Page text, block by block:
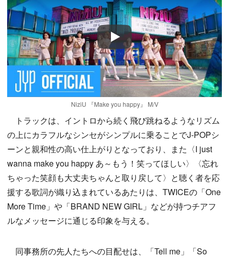
Play
NiziU 『Make you happy』 M/V
トラックは、イントロから続く飛び跳ねるようなリズム
の上にカラフルなシンセがシンプルに乗ることでJ-POPシ
ーンと親和性の高い仕上がりとなっており、また〈I just
wanna make you happy あ～もう！笑ってほしい〉〈忘れ
ちゃった笑顔も大丈夫ちゃんと取り戻して〉と聴く者を応
援する歌詞が織り込まれているあたりは、TWICEの「One
More Time」や「BRAND NEW GIRL」などが持つチアフ
ルなメッセージに通じる印象を与える。
同事務所の先人たちへの目配せは、「Tell me」「So